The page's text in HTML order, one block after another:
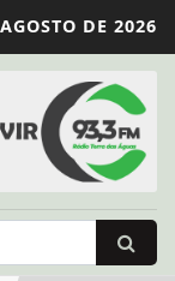
DE 2026